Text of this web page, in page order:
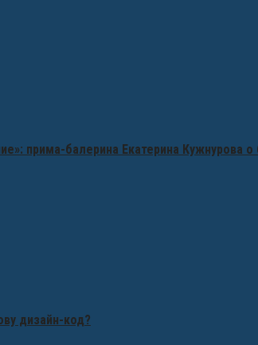
прима-балерина Екатерина Кужнурова
дизайн-код?